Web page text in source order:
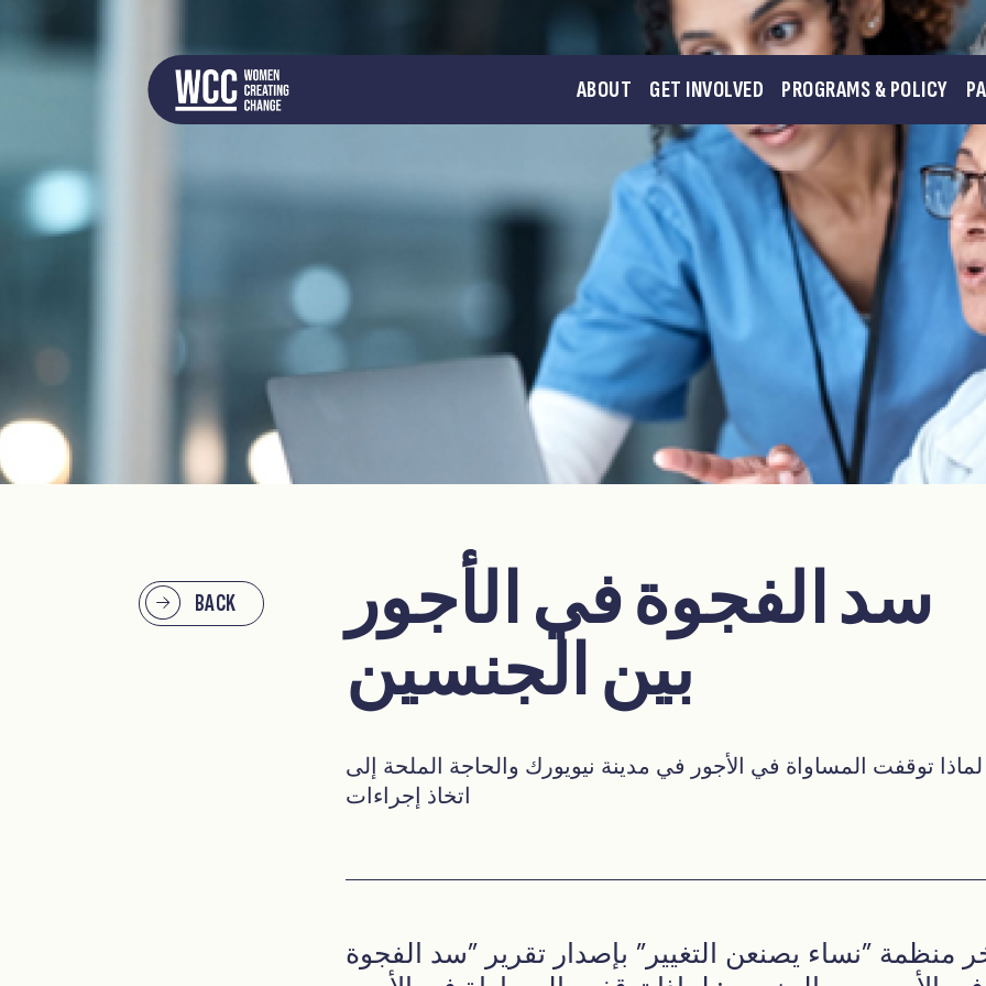
ABOUT GET INVOLVED PROGRAMS & POLICY
BACK
سد الفجوة في الأجور
بين الجنسين
لماذا توقفت المساواة في الأجور في مدينة نيويورك والحاجة الملحة إلى
اتخاذ إجراءات
منظمة "نساء يصنعن التغيير" بإصدار تقرير "سد الفجوة